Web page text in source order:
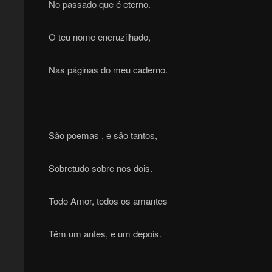
No passado que é eterno.
O teu nome encruzilhado,
Nas páginas do meu caderno.
São poemas , e são tantos,
Sobretudo sobre nos dois.
Todo Amor, todos os amantes
Têm um antes, e um depois.